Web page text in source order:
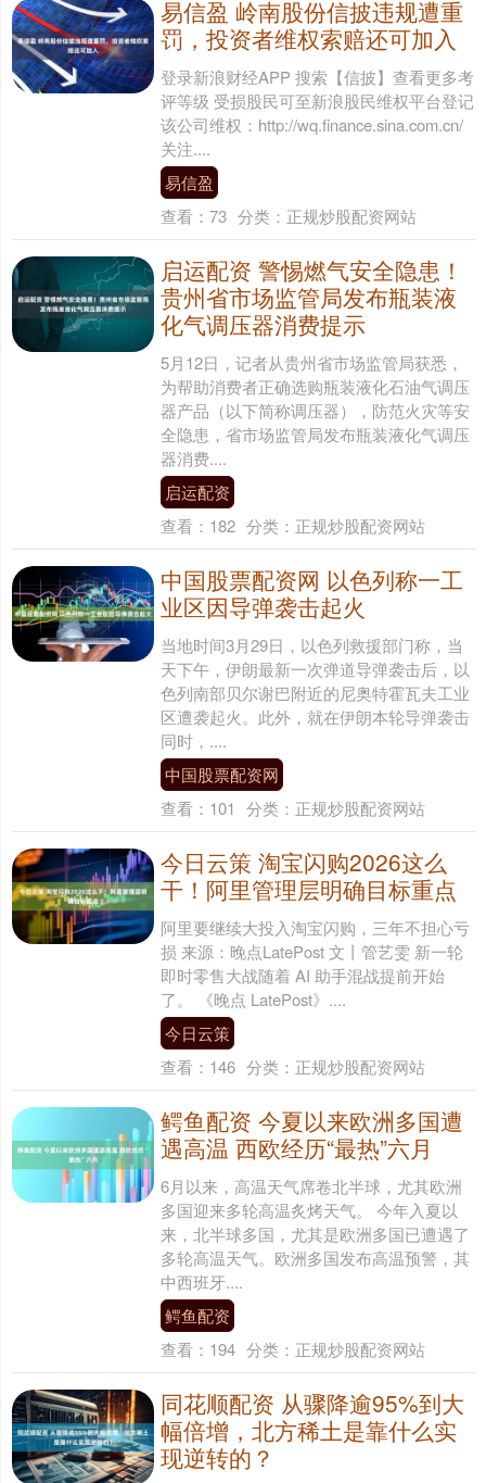
易信盈 岭南股份信披违规遭重
罚，投资者维权索赔还可加入
登录新浪财经APP 搜索【信披】查看更多考
评等级 受损股民可至新浪股民维权平台登记
该公司维权：http://wq.finance.sina.com.cn/
关注....
易信盈
查看： 73 分类： 正规炒股配资网站
启运配资 警惕燃气安全隐患！
贵州省市场监管局发布瓶装液
化气调压器消费提示
5月12日，记者从贵州省市场监管局获悉，
为帮助消费者正确选购瓶装液化石油气调压
器产品（以下简称调压器），防范火灾等安
全隐患，省市场监管局发布瓶装液化气调压
器消费....
启运配资
查看： 182 分类： 正规炒股配资网站
中国股票配资网 以色列称一工
业区因导弹袭击起火
当地时间3月29日，以色列救援部门称，当
天下午，伊朗最新一次弹道导弹袭击后，以
色列南部贝尔谢巴附近的尼奥特霍瓦夫工业
区遭袭起火。此外，就在伊朗本轮导弹袭击
同时，....
中国股票配资网
查看： 101 分类： 正规炒股配资网站
今日云策 淘宝闪购2026这么
干！阿里管理层明确目标重点
阿里要继续大投入淘宝闪购，三年不担心亏
损 来源：晚点LatePost 文丨管艺雯 新一轮
即时零售大战随着 AI 助手混战提前开始
了。 《晚点 LatePost》....
今日云策
查看： 146 分类： 正规炒股配资网站
鳄鱼配资 今夏以来欧洲多国遭
遇高温 西欧经历“最热”六月
6月以来，高温天气席卷北半球，尤其欧洲
多国迎来多轮高温炙烤天气。 今年入夏以
来，北半球多国，尤其是欧洲多国已遭遇了
多轮高温天气。欧洲多国发布高温预警，其
中西班牙....
鳄鱼配资
查看： 194 分类： 正规炒股配资网站
同花顺配资 从骤降逾95%到大
幅倍增，北方稀土是靠什么实
现逆转的？